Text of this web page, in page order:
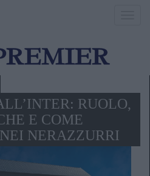
RUOLO,
E COME
NERAZZURRI